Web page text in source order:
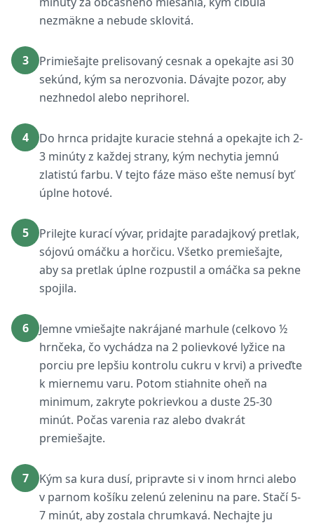
nezmäkne a nebude sklovitá.
3
Primiešajte prelisovaný cesnak a opekajte asi 30
sekúnd, kým sa nerozvonia. Dávajte pozor, aby
nezhnedol alebo neprihorel.
4
Do hrnca pridajte kuracie stehná a opekajte ich 2-
3 minúty z každej strany, kým nechytia jemnú
zlatistú farbu. V tejto fáze mäso ešte nemusí byť
úplne hotové.
5
Prilejte kurací vývar, pridajte paradajkový pretlak,
sójovú omáčku a horčicu. Všetko premiešajte,
aby sa pretlak úplne rozpustil a omáčka sa pekne
spojila.
6
Jemne vmiešajte nakrájané marhule (celkovo ½
hrnčeka, čo vychádza na 2 polievkové lyžice na
porciu pre lepšiu kontrolu cukru v krvi) a priveďte
k miernemu varu. Potom stiahnite oheň na
minimum, zakryte pokrievkou a duste 25-30
minút. Počas varenia raz alebo dvakrát
premiešajte.
7
Kým sa kura dusí, pripravte si v inom hrnci alebo
v parnom košíku zelenú zeleninu na pare. Stačí 5-
7 minút, aby zostala chrumkavá. Nechajte ju